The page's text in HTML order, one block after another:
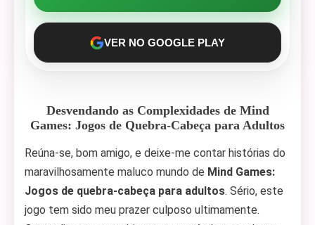
VER NO GOOGLE PLAY
Desvendando as Complexidades de Mind
Games: Jogos de Quebra-Cabeça para Adultos
Reúna-se, bom amigo, e deixe-me contar histórias do
maravilhosamente maluco mundo de Mind Games:
Jogos de quebra-cabeça para adultos. Sério, este
jogo tem sido meu prazer culposo ultimamente.